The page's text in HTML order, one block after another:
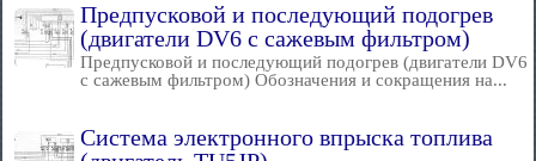
Предпусковой и последующий подогрев
(двигатели DV6 с сажевым фильтром)
Предпусковой и последующий подогрев (двигатели DV6
с сажевым фильтром) Обозначения и сокращения на...
Система электронного впрыска топлива